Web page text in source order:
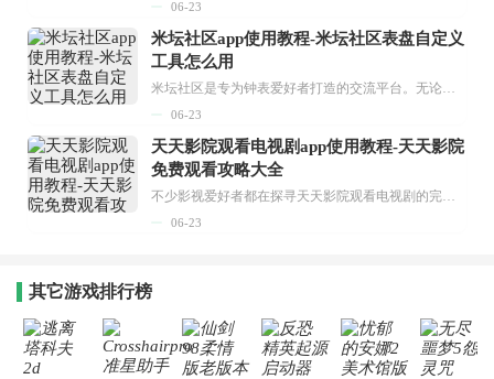
06-23
米坛社区app使用教程-米坛社区表盘自定义
工具怎么用
米坛社区是专为钟表爱好者打造的交流平台。无论你是初涉钟表领域的普通爱好者，还是拥有多年收藏经验的资深玩家，都能在此找到属于自己的天地。 无需注册，就能轻松参与其中。通过专业的讨论论坛与丰富的交互功能，你可与世界各地的钟表爱好者畅快交流。若你钟情于钟表，米坛社区无疑是值得一试的理想之选。在这里，你能获取最新的手表资讯，交流见解，提升鉴赏品味，让每一块手表都成为收藏故事中重要的一部分。感兴趣的朋友，不要错过下载机会。...
06-23
天天影院观看电视剧app使用教程-天天影院
免费观看攻略大全
不少影视爱好者都在探寻天天影院观看电视剧的完整方法，结合最新平台使用规则，本篇新手入门攻略全面讲解观看渠道、检索流程、播放设置以及画面模式调整等实用内容。全文适配手机、电脑等主流设备，步骤简洁易懂，无论是初次使用的新手，还是想要优化观影体验的用户，都能参照内容快速上手，熟练掌握平台各项操作技巧，轻松畅享影视内容。...
06-23
其它游戏排行榜